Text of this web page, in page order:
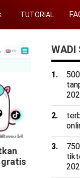
TUTORIAL
WADI